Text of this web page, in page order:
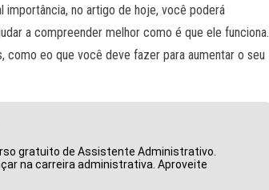
importância, no artigo de hoje, você poderá
a compreender melhor como é que ele funciona.
como eo que você deve fazer para aumentar o seu
gratuito de Assistente Administrativo.
na carreira administrativa. Aproveite